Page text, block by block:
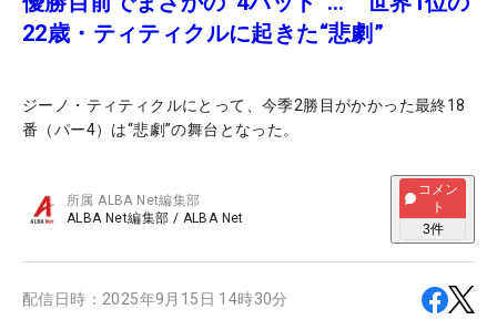
22歳・ティティクルに起きた“悲劇”
ジーノ・ティティクルにとって、今季2勝目がかかった最終18
番（パー4）は“悲劇”の舞台となった。
所属ALBA Net編集部
ALBA Net編集部 / ALBA Net
コメン
ト
3件
配信日時： 2025年9月15日 14時30分